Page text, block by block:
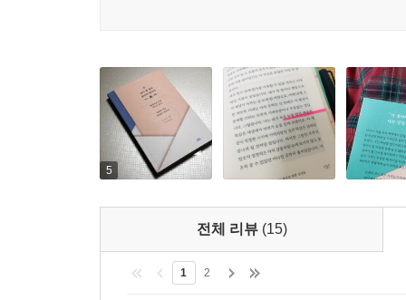
5
전체 리뷰 (15)
1 2